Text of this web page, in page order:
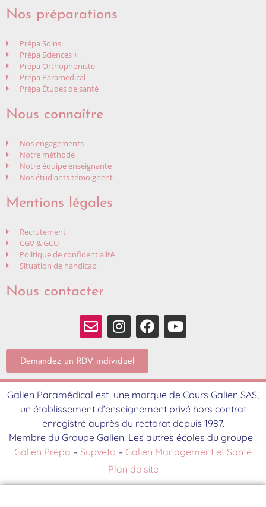
Nos préparations
Prépa Soins
Prépa Sciences +
Prépa Orthophoniste
Prépa Paramédical
Prépa Études de santé
Nous connaître
Nos engagements
Notre méthode
Notre équipe enseignante
Nos étudiants témoignent
Mentions légales
Recrutement
CGV & GCU
Politique de confidentialité
Situation de handicap
Nous contacter
Demandez un RDV individuel
Galien Paramédical est une marque de Cours Galien SAS,
un établissement d’enseignement privé hors contrat
enregistré auprès du rectorat depuis 1987.
Membre du Groupe Galien. Les autres écoles du groupe :
Galien Prépa – Supveto – Galien Management et Santé
Plan de site